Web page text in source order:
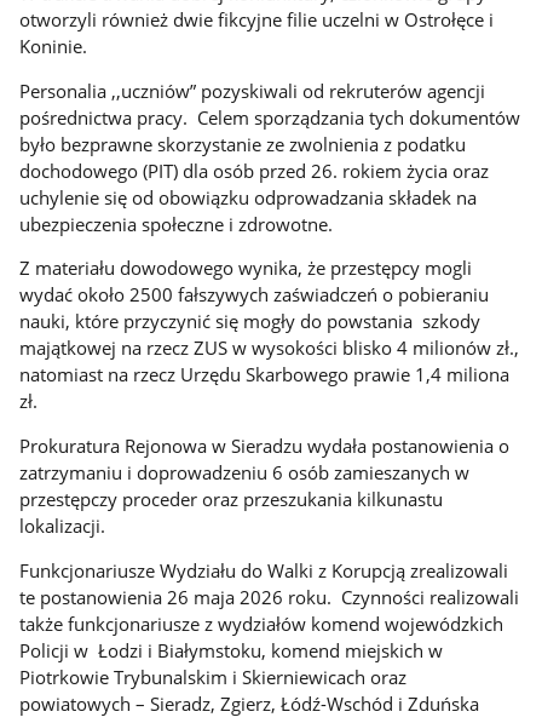
otworzyli również dwie fikcyjne filie uczelni w Ostrołęce i
Koninie.
Personalia ,,uczniów” pozyskiwali od rekruterów agencji
pośrednictwa pracy. Celem sporządzania tych dokumentów
było bezprawne skorzystanie ze zwolnienia z podatku
dochodowego (PIT) dla osób przed 26. rokiem życia oraz
uchylenie się od obowiązku odprowadzania składek na
ubezpieczenia społeczne i zdrowotne.
Z materiału dowodowego wynika, że przestępcy mogli
wydać około 2500 fałszywych zaświadczeń o pobieraniu
nauki, które przyczynić się mogły do powstania szkody
majątkowej na rzecz ZUS w wysokości blisko 4 milionów zł.,
natomiast na rzecz Urzędu Skarbowego prawie 1,4 miliona
zł.
Prokuratura Rejonowa w Sieradzu wydała postanowienia o
zatrzymaniu i doprowadzeniu 6 osób zamieszanych w
przestępczy proceder oraz przeszukania kilkunastu
lokalizacji.
Funkcjonariusze Wydziału do Walki z Korupcją zrealizowali
te postanowienia 26 maja 2026 roku. Czynności realizowali
także funkcjonariusze z wydziałów komend wojewódzkich
Policji w Łodzi i Białymstoku, komend miejskich w
Piotrkowie Trybunalskim i Skierniewicach oraz
powiatowych – Sieradz, Zgierz, Łódź-Wschód i Zduńska